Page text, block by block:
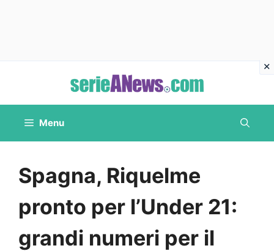
contenuto
Menu
Spagna, Riquelme
pronto per l’Under 21:
grandi numeri per il